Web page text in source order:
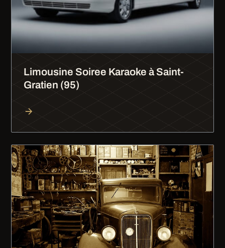
Limousine Soiree Karaoke à Saint-
Gratien (95)